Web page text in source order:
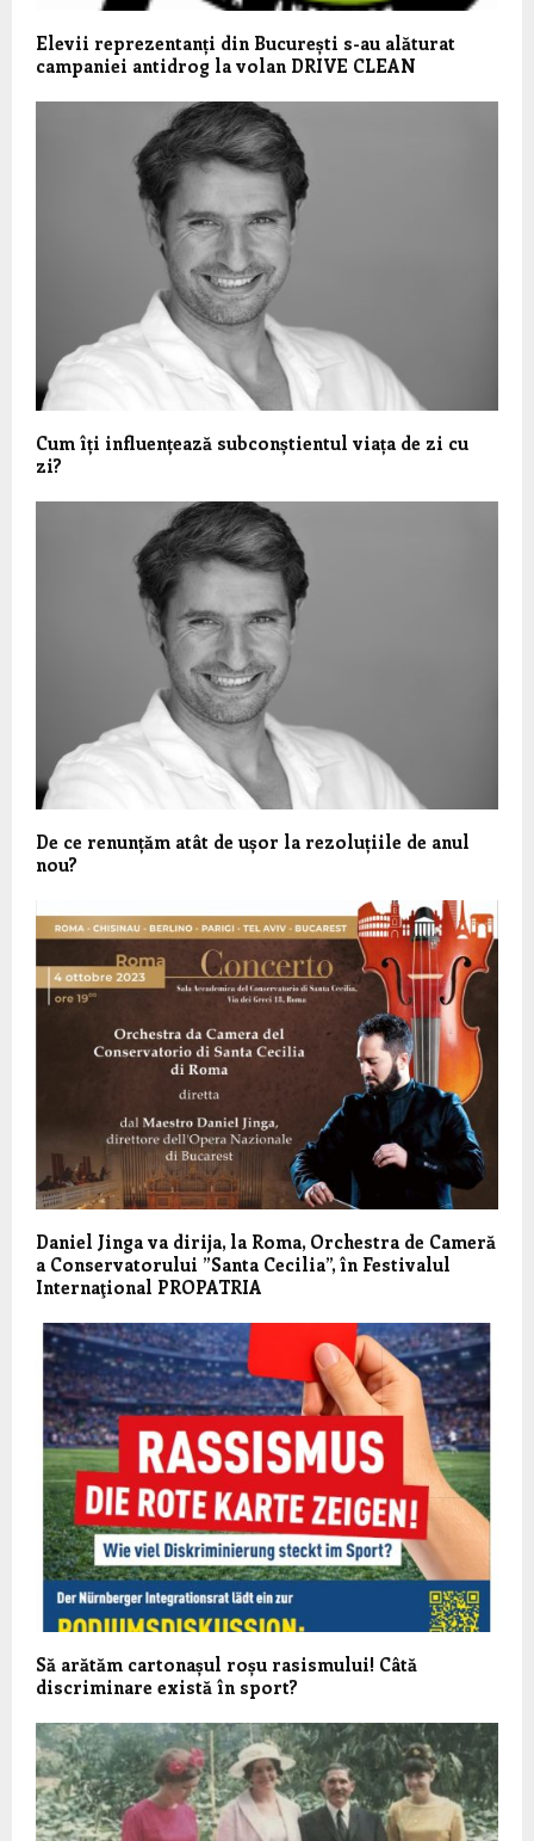
Elevii reprezentanți din București s-au alăturat
campaniei antidrog la volan DRIVE CLEAN
Cum îți influențează subconștientul viața de zi cu
zi?
De ce renunțăm atât de ușor la rezoluțiile de anul
nou?
Daniel Jinga va dirija, la Roma, Orchestra de Cameră
a Conservatorului ”Santa Cecilia”, în Festivalul
Internaţional PROPATRIA
Să arătăm cartonașul roșu rasismului! Câtă
discriminare există în sport?